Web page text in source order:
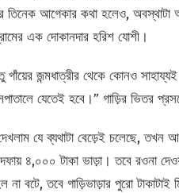
আগেকার কথা হলেও, অবস্থাটা
এক দোকানদার হরিশ যোশী।
গাঁয়ের জন্মধাত্রীর থেকে কোনও
যেতেই হবে।” গাড়ির ভিতর
যে ব্যথাটা বেড়েই চলেছে, তখন
৪,০০০ টাকা ভাড়া। তবে রওনা
না বটে, তবে গাড়িভাড়ার পুরো টাকাটাই